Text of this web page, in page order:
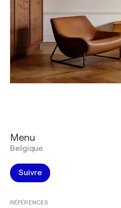
Menu
Belgique
Suivre
RÉFÉRENCES